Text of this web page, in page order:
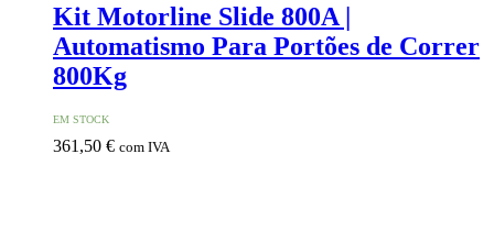
Kit Motorline Slide 800A |
Automatismo Para Portões de Correr
800Kg
EM STOCK
361,50 € com IVA